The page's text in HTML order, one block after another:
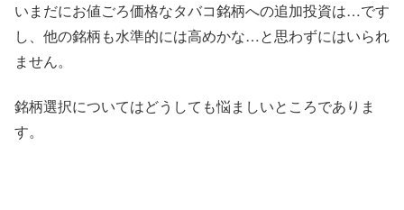
いまだにお値ごろ価格なタバコ銘柄への追加投資は…です
し、他の銘柄も水準的には高めかな…と思わずにはいられ
ません。
銘柄選択についてはどうしても悩ましいところでありま
す。